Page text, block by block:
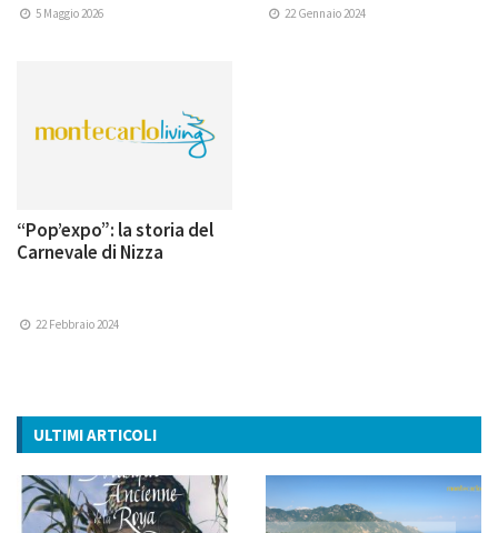
5 Maggio 2026 22 Gennaio 2024
“Pop’expo”: la storia del
Carnevale di Nizza
22 Febbraio 2024
ULTIMI ARTICOLI